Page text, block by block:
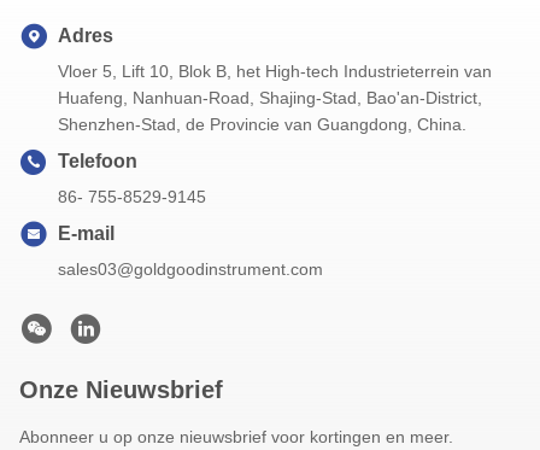
Adres
Vloer 5, Lift 10, Blok B, het High-tech Industrieterrein van
Huafeng, Nanhuan-Road, Shajing-Stad, Bao'an-District,
Shenzhen-Stad, de Provincie van Guangdong, China.
Telefoon
86- 755-8529-9145
E-mail
sales03@goldgoodinstrument.com
Onze Nieuwsbrief
Abonneer u op onze nieuwsbrief voor kortingen en meer.